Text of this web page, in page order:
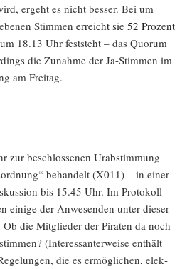
ergeht es nicht bes­ser. Bei um
Stim­men erreicht sie 52 Pro­zent
18.13 Uhr fest­steht – das Quo­rum
die Zunah­me der Ja-Stim­men im
am Freitag.
zur beschlos­se­nen Urab­stim­mung
behan­delt (X011) – in einer
bis 15.45 Uhr. Im Pro­to­koll
eini­ge der Anwe­sen­den unter die­ser
die Mit­glie­der der Pira­ten da noch
(Inter­es­san­ter­wei­se ent­hält
die es ermög­li­chen, elek­